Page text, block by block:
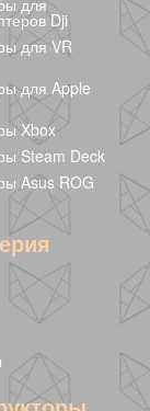
для
Dji
для VR
для Apple
Xbox
Steam Deck
Asus ROG